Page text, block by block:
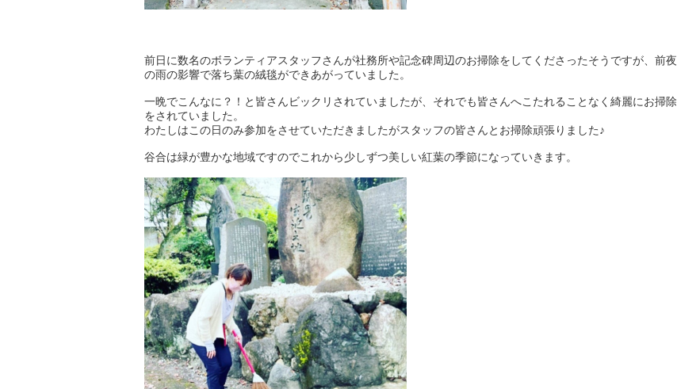
前日に数名のボランティアスタッフさんが社務所や記念碑周辺のお掃除をしてくださったそうですが、前夜
の雨の影響で落ち葉の絨毯ができあがっていました。
一晩でこんなに？！と皆さんビックリされていましたが、それでも皆さんへこたれることなく綺麗にお掃除
をされていました。
わたしはこの日のみ参加をさせていただきましたがスタッフの皆さんとお掃除頑張りました♪
谷合は緑が豊かな地域ですのでこれから少しずつ美しい紅葉の季節になっていきます。